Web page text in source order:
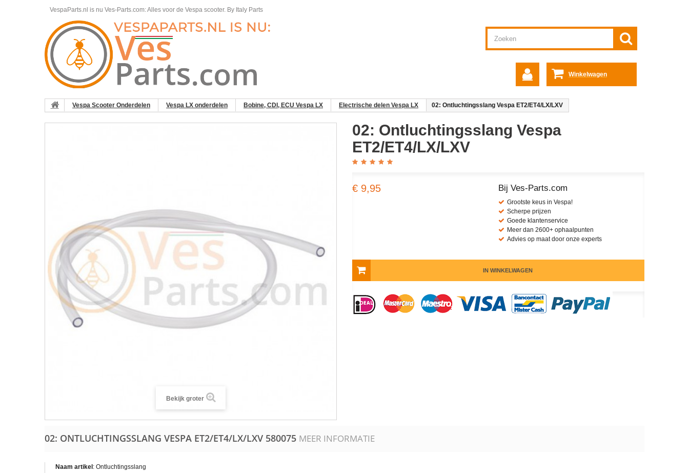
VespaParts.nl is nu Ves-Parts.com: Alles voor de Vespa scooter. By Italy Parts
Winkelwagen
Vespa Scooter Onderdelen Vespa LX onderdelen Bobine, CDI, ECU Vespa LX Electrische delen Vespa LX 02: Ontluchtingsslang Vespa ET2/ET4/LX/LXV
Bekijk groter
02: Ontluchtingsslang Vespa
ET2/ET4/LX/LXV
€ 9,95 Bij Ves-Parts.com
Grootste keus in Vespa!
Scherpe prijzen
Goede klantenservice
Meer dan 2600+ ophaalpunten
Advies op maat door onze experts
IN WINKELWAGEN
02: ONTLUCHTINGSSLANG VESPA ET2/ET4/LX/LXV 580075 MEER INFORMATIE
Naam artikel : Ontluchtingsslang